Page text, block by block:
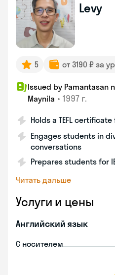
Levy
5 от 3190 ₽ за
Issued by Pamantasan
Maynila • 1997 г.
Holds a TEFL
Engages students in
conversations
Prepares students for
Читать дальше
Услуги и цены
Английский язык
С носителем